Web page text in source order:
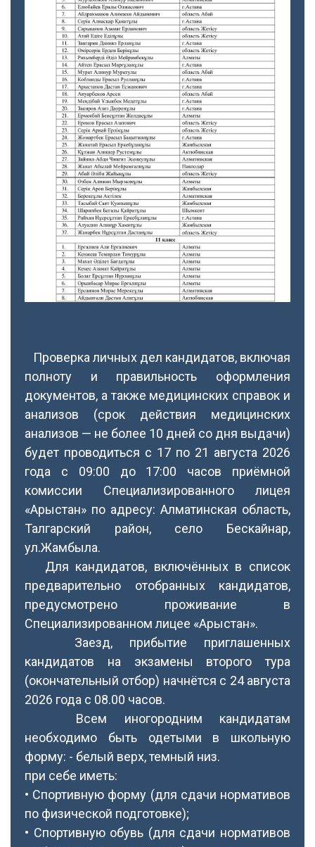
Проверка личных дел кандидатов, включая
полноту и правильность оформления
документов, а также медицинских справок и
анализов (срок действия медицинских
анализов — не более 10 дней со дня выдачи)
будет проводиться с 17 по 21 августа 2026
года с 09:00 до 17:00 часов приёмной
комиссии Специализированного лицея
«Арыстан» по адресу: Алматинская область,
Талгарский район, село Бескайнар,
ул.Жамбыла.
Для кандидатов, включённых в список
предварительно отобранных кандидатов,
предусмотрено проживание в
Специализированном лицее «Арыстан».
Заезд, прибытие приглашенных
кандидатов на экзамены второго тура
(окончательный отбор) начнётся с 24 августа
2026 года с 08.00 часов.
Всем иногородним кандидатам
необходимо быть одетыми в школьную
форму: - белый верх, темный низ.
при себе иметь:
• Спортивную форму (для сдачи нормативов
по физической подготовке);
• Спортивную обувь (для сдачи нормативов